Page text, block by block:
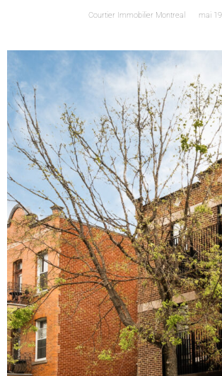
Courtier Immobilier Montreal mai